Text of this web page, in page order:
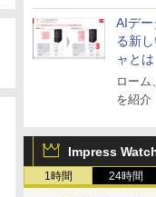
とセ
AIデ
る新
ャとは
ローム
を紹介
Impress
1時間 24時間